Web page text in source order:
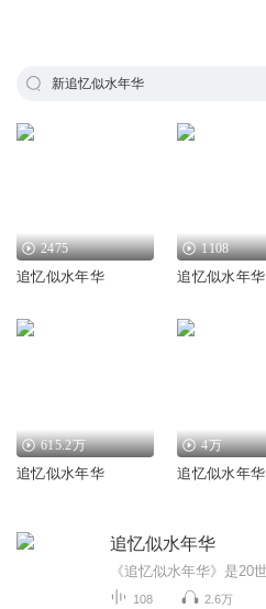
新追忆似水年华
2475
追忆似水年华
1108
追忆似水年华
615.2万
追忆似水年华
4万
追忆似水年华
追忆似水年华
108 2.6万